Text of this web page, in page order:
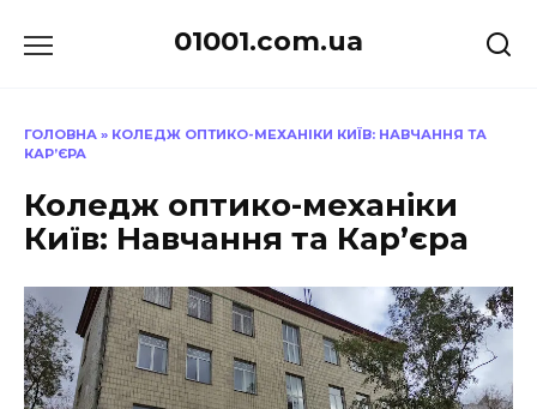
до
01001.com.ua
ГОЛОВНА » КОЛЕДЖ ОПТИКО-МЕХАНІКИ КИЇВ: НАВЧАННЯ ТА
КАР’ЄРА
Коледж оптико-механіки
Київ: Навчання та Кар’єра